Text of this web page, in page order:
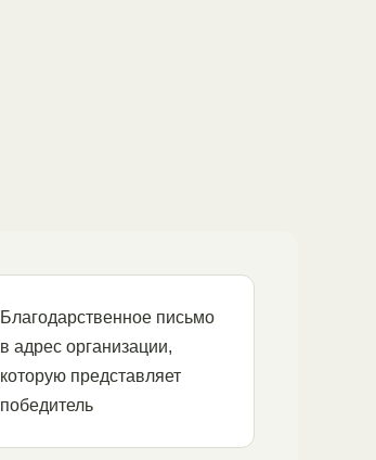
Благодарственное письмо
в адрес организации,
которую представляет
победитель